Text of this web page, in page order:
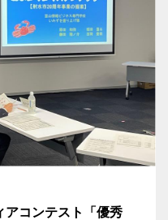
アコンテスト「優秀